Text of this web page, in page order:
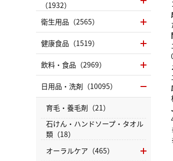
（1932）
衛生用品（2565）
健康食品（1519）
飲料・食品（2969）
日用品・洗剤（10095）
育毛・養毛剤（21）
石けん・ハンドソープ・タオル
類（18）
オーラルケア（465）